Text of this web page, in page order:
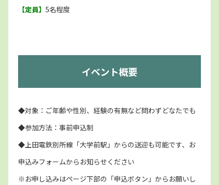
【定員】 5名程度
イベント概要
◆対象：ご年齢や性別、経験の有無など問わずどなたでも
◆参加方法：事前申込制
◆上田電鉄別所線「大学前駅」からの送迎も可能です、お
申込みフォームからお知らせください
※お申し込みはページ下部の「申込ボタン」からお願いし